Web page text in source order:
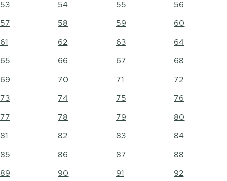
53 54 55 56
57 58 59 60
61 62 63 64
65 66 67 68
69 70 71 72
73 74 75 76
77 78 79 80
81 82 83 84
85 86 87 88
89 90 91 92